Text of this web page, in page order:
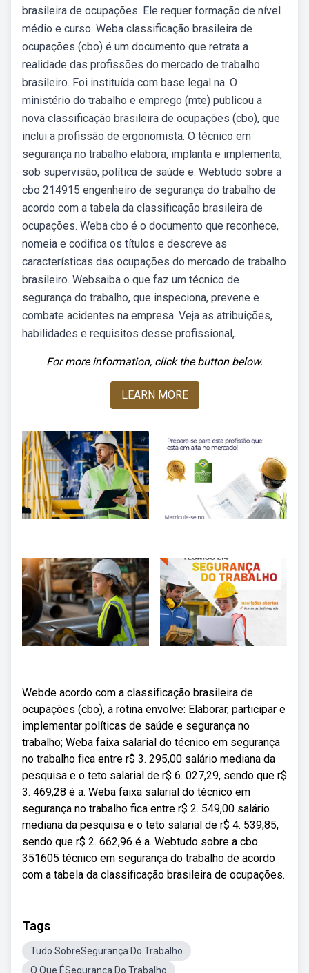
brasileira de ocupações. Ele requer formação de nível
médio e curso. Weba classificação brasileira de
ocupações (cbo) é um documento que retrata a
realidade das profissões do mercado de trabalho
brasileiro. Foi instituída com base legal na. O
ministério do trabalho e emprego (mte) publicou a
nova classificação brasileira de ocupações (cbo), que
inclui a profissão de ergonomista. O técnico em
segurança no trabalho elabora, implanta e implementa,
sob supervisão, política de saúde e. Webtudo sobre a
cbo 214915 engenheiro de segurança do trabalho de
acordo com a tabela da classificação brasileira de
ocupações. Weba cbo é o documento que reconhece,
nomeia e codifica os títulos e descreve as
características das ocupações do mercado de trabalho
brasileiro. Websaiba o que faz um técnico de
segurança do trabalho, que inspeciona, prevene e
combate acidentes na empresa. Veja as atribuições,
habilidades e requisitos desse profissional,.
For more information, click the button below.
LEARN MORE
Webde acordo com a classificação brasileira de
ocupações (cbo), a rotina envolve: Elaborar, participar e
implementar políticas de saúde e segurança no
trabalho; Weba faixa salarial do técnico em segurança
no trabalho fica entre r$ 3. 295,00 salário mediana da
pesquisa e o teto salarial de r$ 6. 027,29, sendo que r$
3. 469,28 é a. Weba faixa salarial do técnico em
segurança no trabalho fica entre r$ 2. 549,00 salário
mediana da pesquisa e o teto salarial de r$ 4. 539,85,
sendo que r$ 2. 662,96 é a. Webtudo sobre a cbo
351605 técnico em segurança do trabalho de acordo
com a tabela da classificação brasileira de ocupações.
Tags
Tudo SobreSegurança Do Trabalho
O Que ÉSegurança Do Trabalho